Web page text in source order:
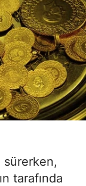
sürerken,
tarafında